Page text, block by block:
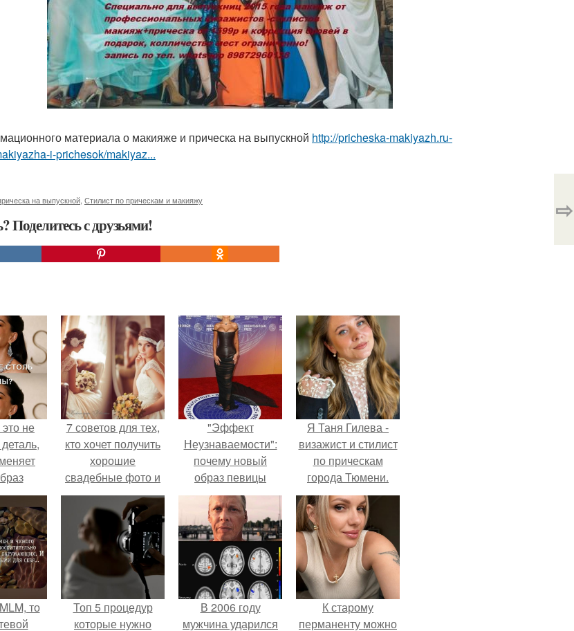
материала о макияже и прическа на выпускной http://pricheska-makiyazh.ru-
i-prichesok/makiyaz...
на выпускной Стилист по прическам и макияжу
Поделитесь с друзьями!
⇨
не
7 советов для тех,
кто хочет получить
хорошие
свадебные фото и
видео.
"Эффект
Неузнаваемости":
почему новый
образ певицы
вызвал споры о
гранях
возможного?
Я Таня Гилева -
визажист и стилист
по прическам
города Тюмени.
то
Топ 5 процедур
которые нужно
В 2006 году
мужчина ударился
К старому
перманенту можно